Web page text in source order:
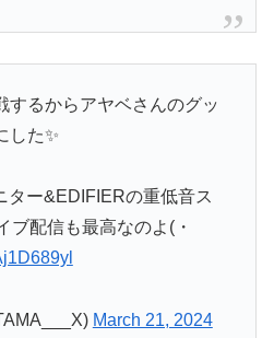
するからアヤベさんのグッ
した✨
ター&EDIFIERの重低音ス
ブ配信も最高なのよ(・
March 21, 2024